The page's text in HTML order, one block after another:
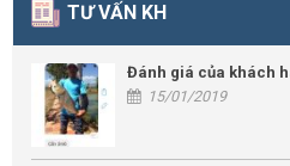
TƯ VẤN KH
Đánh giá của khách
15/01/2019